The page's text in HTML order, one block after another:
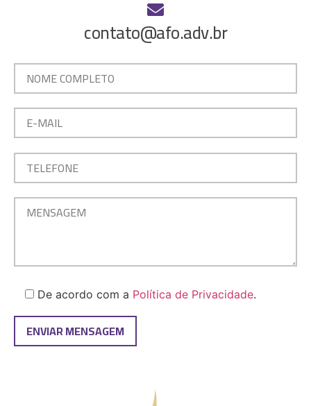
contato@afo.adv.br
De acordo com a Política de Privacidade.